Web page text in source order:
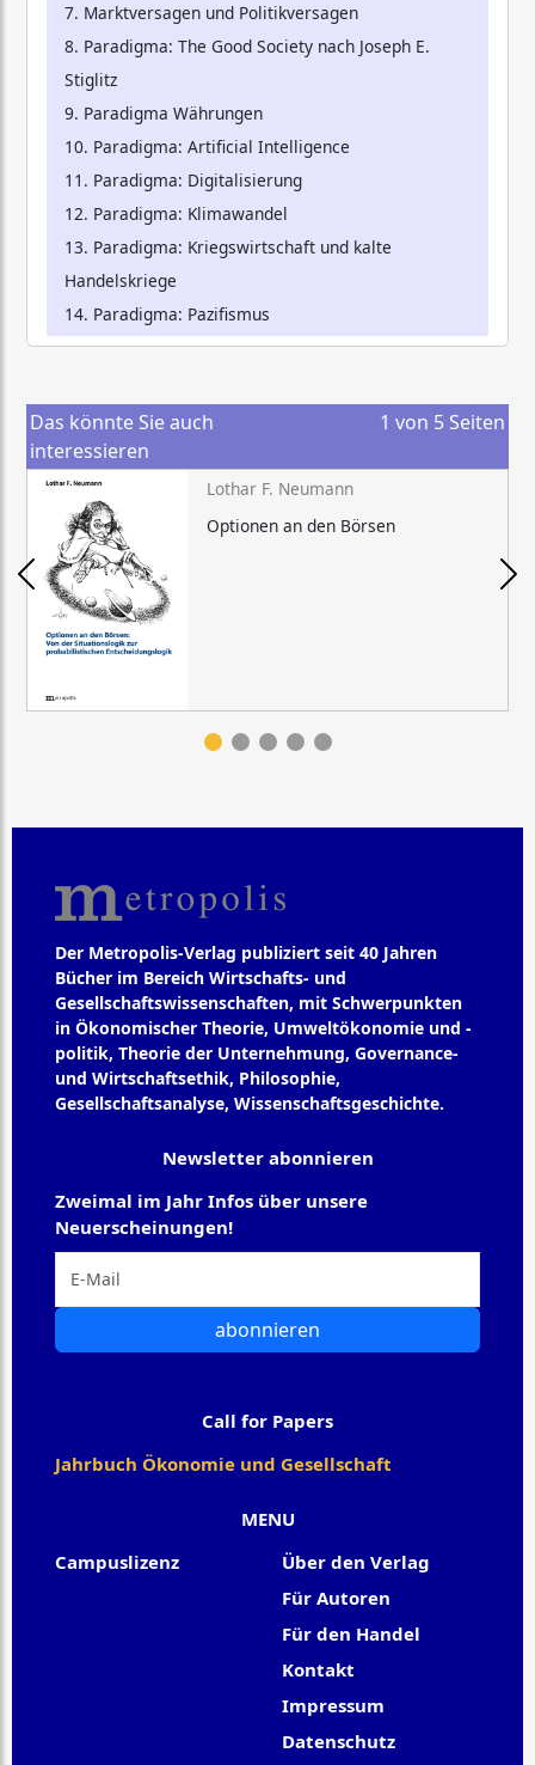
7. Marktversagen und Politikversagen
8. Paradigma: The Good Society nach Joseph E.
Stiglitz
9. Paradigma Währungen
10. Paradigma: Artificial Intelligence
11. Paradigma: Digitalisierung
12. Paradigma: Klimawandel
13. Paradigma: Kriegswirtschaft und kalte
Handelskriege
14. Paradigma: Pazifismus
Das könnte Sie auch
interessieren
1 von 5 Seiten
Lothar F. Neumann
Optionen an den Börsen
Der Metropolis-Verlag publiziert seit 40 Jahren
Bücher im Bereich Wirtschafts- und
Gesellschaftswissenschaften, mit Schwerpunkten
in Ökonomischer Theorie, Umweltökonomie und -
politik, Theorie der Unternehmung, Governance-
und Wirtschaftsethik, Philosophie,
Gesellschaftsanalyse, Wissenschaftsgeschichte.
MENU
Campuslizenz
Über den Verlag
Für Autoren
Für den Handel
Kontakt
Impressum
Datenschutz
Newsletter abonnieren
Zweimal im Jahr Infos über unsere
Neuerscheinungen!
abonnieren
Call for Papers
Jahrbuch Ökonomie und Gesellschaft